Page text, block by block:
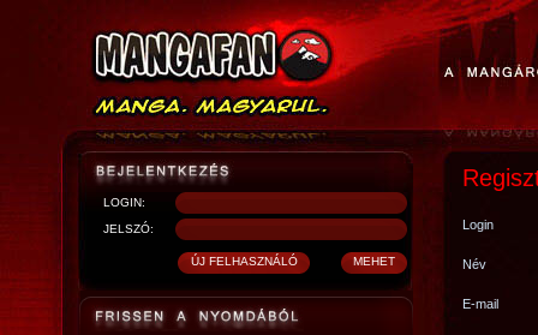
LOGIN:
JELSZÓ:
Login
Név
E-mail